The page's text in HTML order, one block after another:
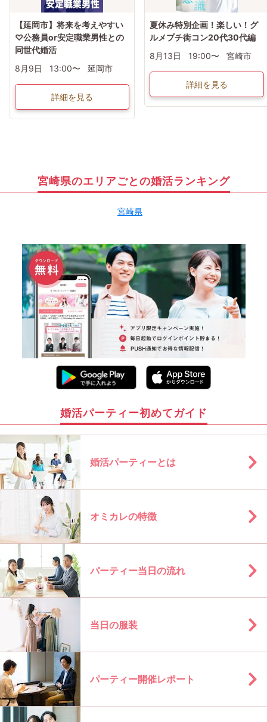
【延岡市】将来を考えやすい
♡公務員or安定職業男性との
同世代婚活
8月9日
13:00〜 延岡市
詳細を見る
夏休み特別企画！楽しい！グ
ルメプチ街コン20代30代編
8月13日
19:00〜 宮崎市
詳細を見る
宮崎県のエリアごとの婚活ランキング
宮崎県
婚活パーティー初めてガイド
婚活パーティーとは
オミカレの特徴
パーティー当日の流れ
当日の服装
パーティー開催レポート